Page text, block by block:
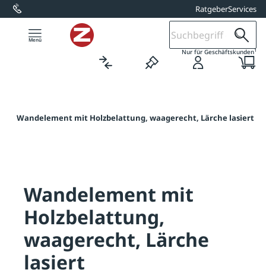
springen RatgeberServices
Nur für Geschäftskunden1
Wandelement mit Holzbelattung, waagerecht, Lärche lasiert
Wandelement mit
Holzbelattung,
waagerecht, Lärche
lasiert